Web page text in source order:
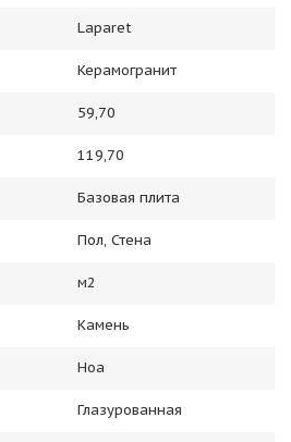
Laparet
Керамогранит
59,70
119,70
Базовая плита
Пол, Стена
м2
Камень
Ноа
Глазурованная